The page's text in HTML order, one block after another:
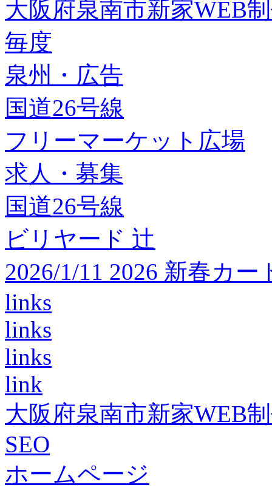
大阪府泉南市新家WEB
毎度
泉州・広告
国道26号線
フリーマーケット広場
求人・募集
国道26号線
ビリヤード 辻
2026/1/11 2026 新春カ
links
links
links
link
大阪府泉南市新家WEB
SEO
ホームページ